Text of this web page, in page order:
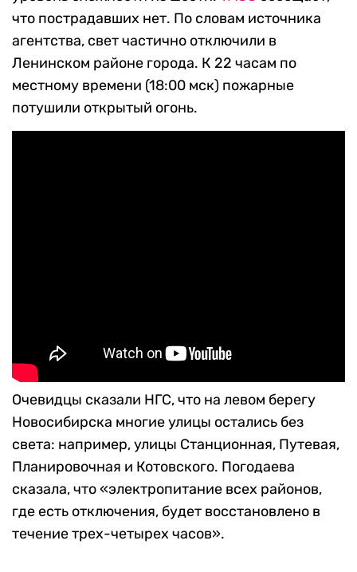
что пострадавших нет. По словам источника
агентства, свет частично отключили в
Ленинском районе города. К 22 часам по
местному времени (18:00 мск) пожарные
потушили открытый огонь.
Очевидцы сказали НГС, что на левом берегу
Новосибирска многие улицы остались без
света: например, улицы Станционная, Путевая,
Планировочная и Котовского. Погодаева
сказала, что «электропитание всех районов,
где есть отключения, будет восстановлено в
течение трех-четырех часов».